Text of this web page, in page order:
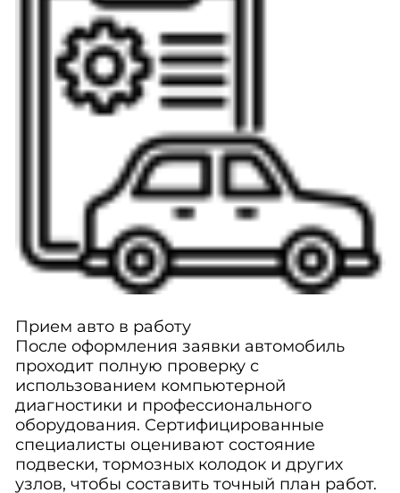
Прием авто в работу
После оформления заявки автомобиль
проходит полную проверку с
использованием компьютерной
диагностики и профессионального
оборудования. Сертифицированные
специалисты оценивают состояние
подвески, тормозных колодок и других
узлов, чтобы составить точный план работ.